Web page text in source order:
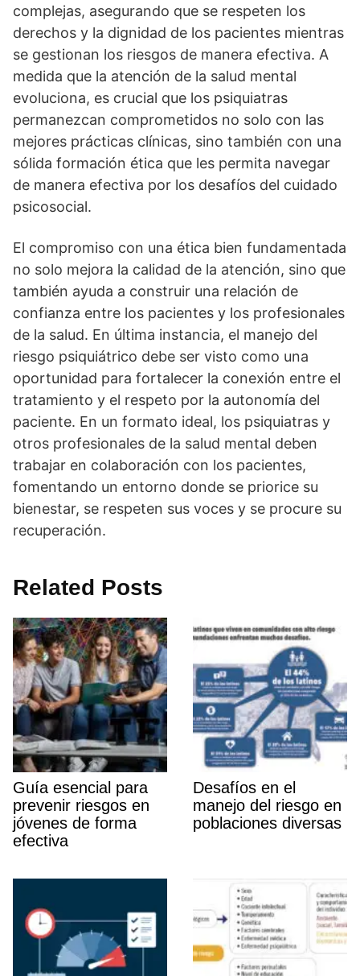
complejas, asegurando que se respeten los
derechos y la dignidad de los pacientes mientras
se gestionan los riesgos de manera efectiva. A
medida que la atención de la salud mental
evoluciona, es crucial que los psiquiatras
permanezcan comprometidos no solo con las
mejores prácticas clí­nicas, sino también con una
sólida formación ética que les permita navegar
de manera efectiva por los desafí­os del cuidado
psicosocial.
El compromiso con una ética bien fundamentada
no solo mejora la calidad de la atención, sino que
también ayuda a construir una relación de
confianza entre los pacientes y los profesionales
de la salud. En última instancia, el manejo del
riesgo psiquiátrico debe ser visto como una
oportunidad para fortalecer la conexión entre el
tratamiento y el respeto por la autonomí­a del
paciente. En un formato ideal, los psiquiatras y
otros profesionales de la salud mental deben
trabajar en colaboración con los pacientes,
fomentando un entorno donde se priorice su
bienestar, se respeten sus voces y se procure su
recuperación.
Related Posts
Guí­a esencial para
prevenir riesgos en
jóvenes de forma
efectiva
Desafí­os en el
manejo del riesgo en
poblaciones diversas